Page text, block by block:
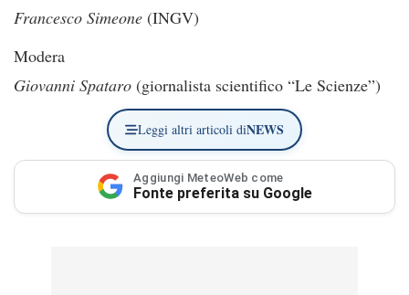
Francesco Simeone (INGV)
Modera
Giovanni Spataro (giornalista scientifico “Le Scienze”)
Leggi altri articoli diNEWS
Aggiungi MeteoWeb come
Fonte preferita su Google